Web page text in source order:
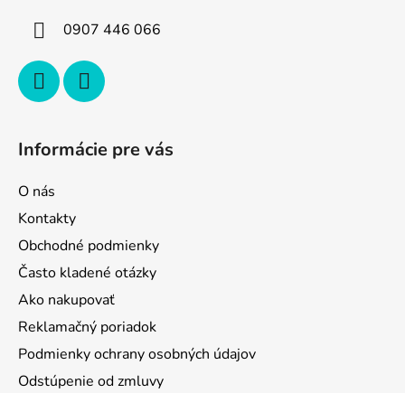
0907 446 066
Informácie pre vás
O nás
Kontakty
Obchodné podmienky
Často kladené otázky
Ako nakupovať
Reklamačný poriadok
Podmienky ochrany osobných údajov
Odstúpenie od zmluvy